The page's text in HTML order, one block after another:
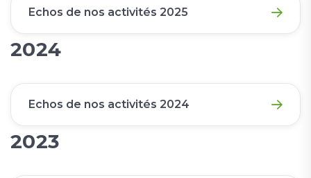
Echos de nos activités 2025
2024
Echos de nos activités 2024
2023